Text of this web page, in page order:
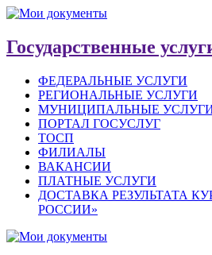
Государственные
ФЕДЕРАЛЬНЫЕ УСЛУГИ
РЕГИОНАЛЬНЫЕ УСЛУГИ
МУНИЦИПАЛЬНЫЕ
ПОРТАЛ ГОСУСЛУГ
ТОСП
ФИЛИАЛЫ
ВАКАНСИИ
ПЛАТНЫЕ УСЛУГИ
ДОСТАВКА РЕЗУЛЬТАТА
РОССИИ»